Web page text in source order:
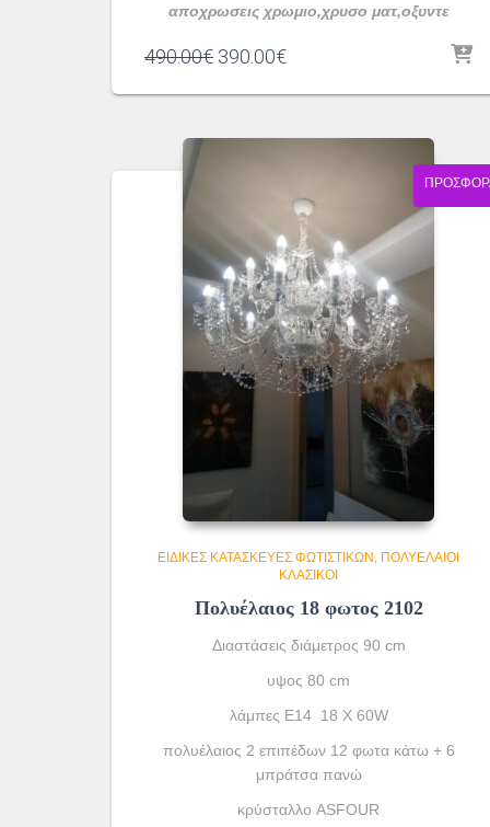
αποχρωσεις χρωμιο,χρυσο ματ,οξυντε
490.00€ Original
was:
390.00€Η
τιμή
ΕΙΔΙΚΈΣ ΚΑΤΑΣΚΕΥΈΣ ΦΩΤΙΣΤΙΚΏΝ
ΠΟΛΥΈΛΑΙΟΙ
ΚΛΑΣΙΚΟΊ
Πολυέλαιος 18 φωτος 2102
Διαστάσεις διάμετρος 90 cm
υψος 80 cm
λάμπες Ε14 18 X 60W
πολυέλαιος 2 επιπέδων 12 φωτα κάτω + 6
μπράτσα πανώ
κρύσταλλο ASFOUR